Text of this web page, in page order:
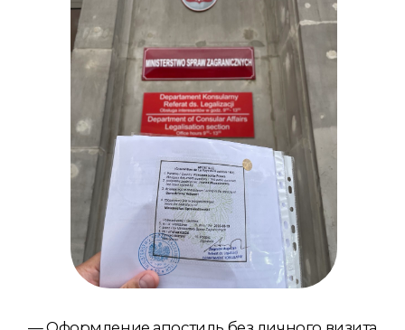
— Оформление апостиль без личного визита
— Принимаем заказы по всей Польше
— Доставка в любую точку мира
WhatsApp Viber
Связаться с нами
Узнать стоимость апостиля